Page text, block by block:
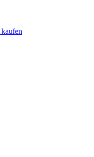
kaufen